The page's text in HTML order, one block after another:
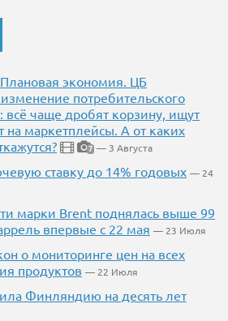
экономия. ЦБ
потребительского
всё чаще дробят корзину, ищут
на маркетплейсы. А от каких
7 — 3 Августа
ставку до 14% годовых — 24
марки Brent поднялась выше 99
впервые с 22 мая — 23 Июля
о мониторинге цен на всех
продуктов — 22 Июля
Финляндию на десять лет